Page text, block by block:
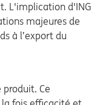
L'implication d'ING
majeures de
à l’export du
Ce